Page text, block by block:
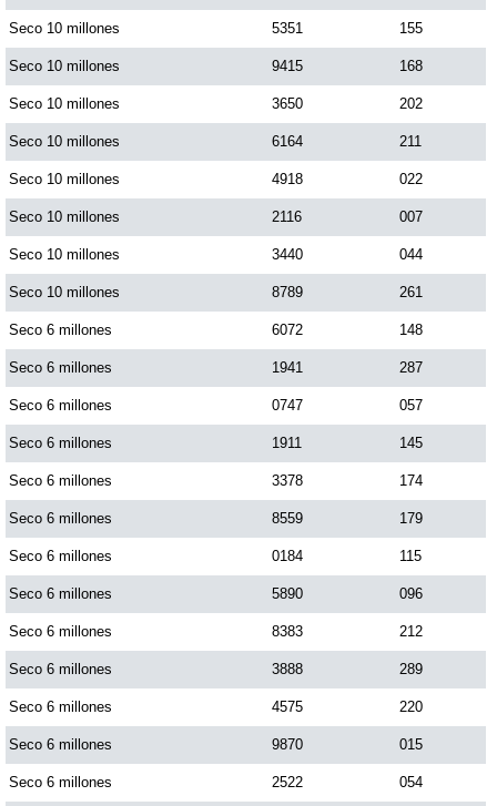
Pick 3 Día
Pick 3 Noche
Pick 4 Día
Pick 4 Noche
Pijao de Oro
Saman de la suerte
Sinuano Día
Sinuano Noche
Super Chontico Noche
Seco 10 millones 5351 155
Seco 10 millones 9415 168
Seco 10 millones 3650 202
Seco 10 millones 6164 211
Seco 10 millones 4918 022
Seco 10 millones 2116 007
Seco 10 millones 3440 044
Seco 10 millones 8789 261
Seco 6 millones 6072 148
Seco 6 millones 1941 287
Seco 6 millones 0747 057
Seco 6 millones 1911 145
Seco 6 millones 3378 174
Seco 6 millones 8559 179
Seco 6 millones 0184 115
Seco 6 millones 5890 096
Seco 6 millones 8383 212
Seco 6 millones 3888 289
Seco 6 millones 4575 220
Seco 6 millones 9870 015
Seco 6 millones 2522 054